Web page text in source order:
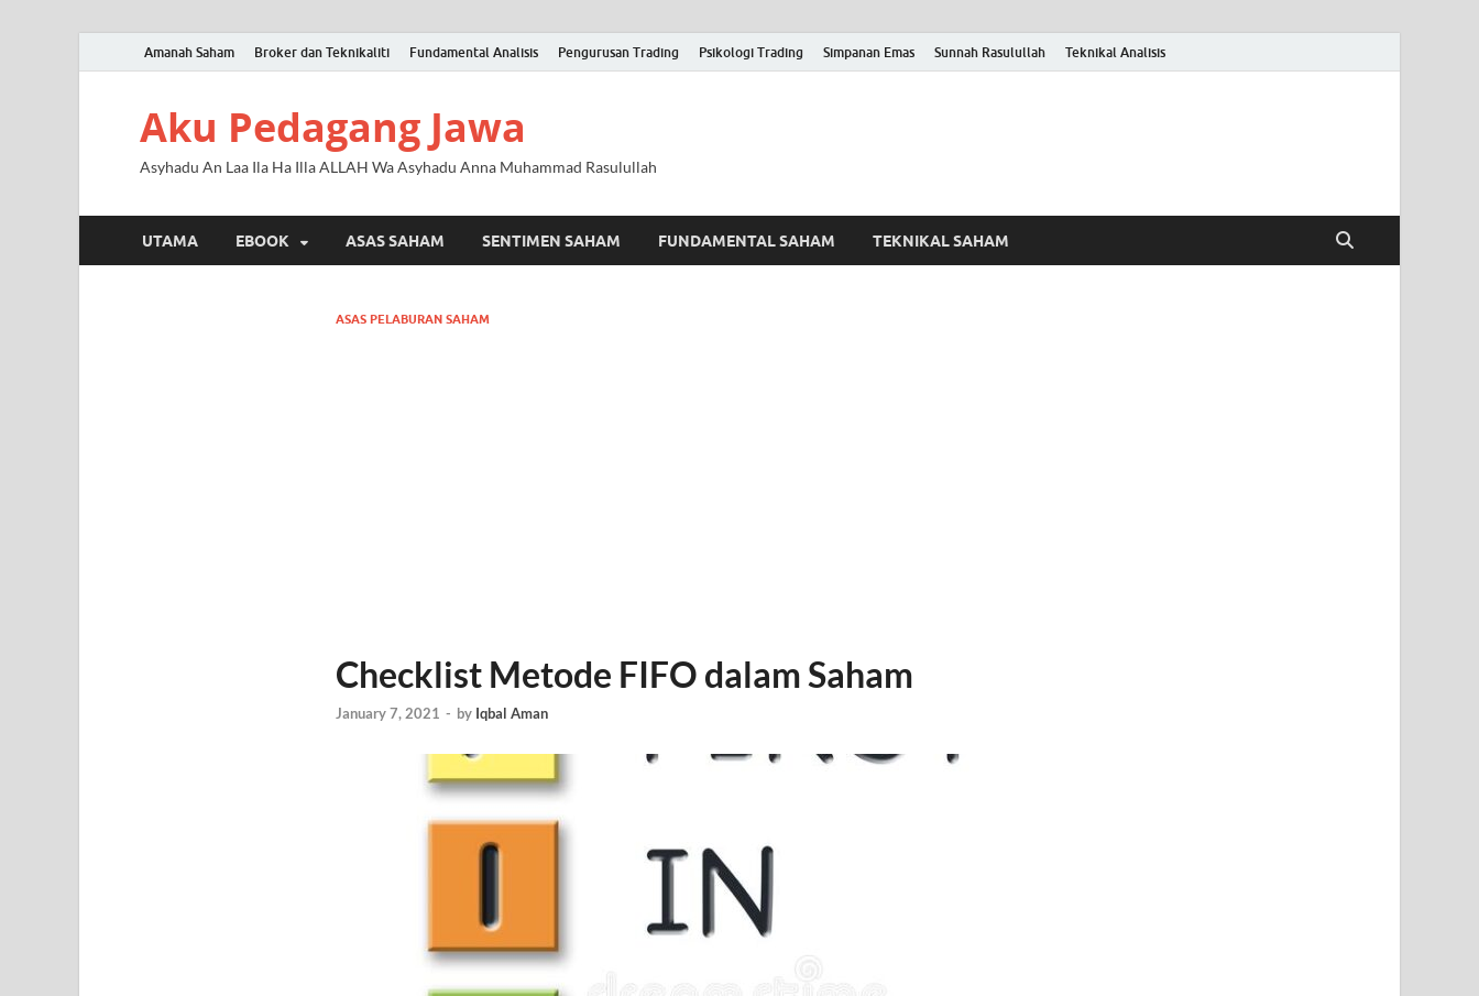
Amanah Saham Broker dan Teknikaliti Fundamental Analisis Pengurusan Trading Psikologi Trading Simpanan Emas Sunnah Rasulullah Teknikal Analisis
Aku Pedagang Jawa
Asyhadu An Laa Ila Ha Illa ALLAH Wa Asyhadu Anna Muhammad Rasulullah
UTAMA EBOOK ASAS SAHAM SENTIMEN SAHAM FUNDAMENTAL SAHAM TEKNIKAL SAHAM
ASAS PELABURAN SAHAM
Checklist Metode FIFO dalam Saham
January 7, 2021 - by Iqbal Aman